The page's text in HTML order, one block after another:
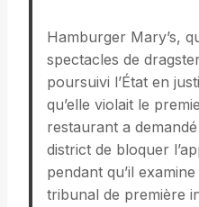
Hamburger Mary’s,
spectacles de
poursuivi l’État en
qu’elle violait le
restaurant a
district de bloquer
pendant qu’il
tribunal de première